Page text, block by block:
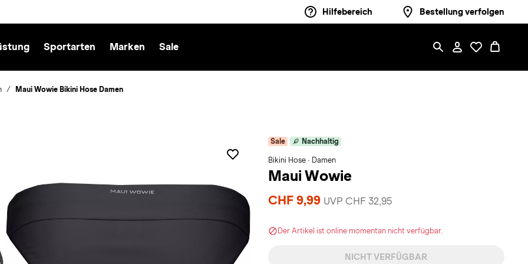
Hilfebereich Bestellung verfolgen
Sportarten Marken Sale
Maui Wowie Bikini Hose Damen
Sale Nachhaltig
Bikini Hose · Damen
Maui Wowie
CHF 9,99 UVP CHF 32,95
Der Artikel ist online momentan nicht verfügbar.
NICHT VERFÜGBAR